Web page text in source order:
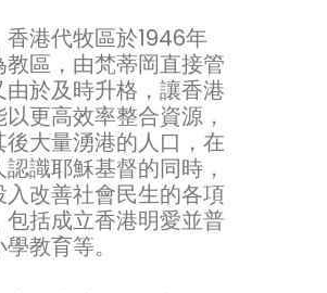
香港代牧區於1946年
教區，由梵蒂岡直接管
由於及時升格，讓香港
更高效率整合資源，
後大量湧港的人口，在
識耶穌基督的同時，
入改善社會民生的各項
包括成立香港明愛並普
教育等。